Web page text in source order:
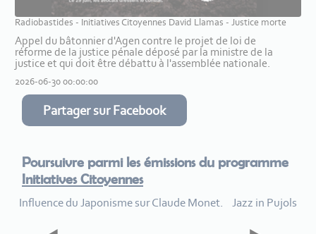
Radiobastides - Initiatives Citoyennes David Llamas - Justice morte
Appel du bâtonnier d'Agen contre le projet de loi de
réforme de la justice pénale déposé par la ministre de la
justice et qui doit être débattu à l'assemblée nationale.
2026-06-30 00:00:00
Partager sur Facebook
Poursuivre parmi les émissions du programme
Initiatives Citoyennes
Influence du Japonisme sur Claude Monet. Jazz in Pujols